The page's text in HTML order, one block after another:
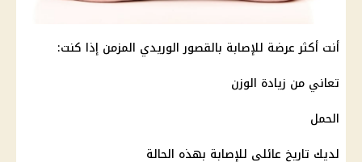
أنت أكثر عرضة للإصابة بالقصور الوريدي المزمن إذا كنت:
تعاني من زيادة الوزن
الحمل
لديك تاريخ عائلي للإصابة بهذه الحالة